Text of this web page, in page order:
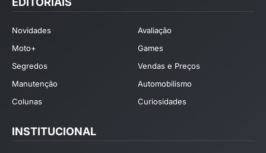
Novidades
Avaliação
Moto+
Games
Segredos
Vendas e Preços
Manutenção
Automobilismo
Colunas
Curiosidades
INSTITUCIONAL